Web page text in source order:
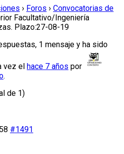
› Foros › Convocatorias de
Facultativo/Ingeniería
Plazo:27-08-19
1 mensaje y ha sido
vez el hace 7 años por
.
de 1)
#1491